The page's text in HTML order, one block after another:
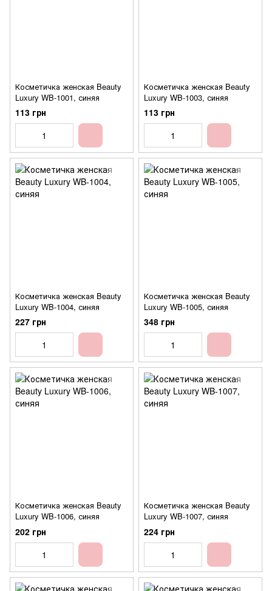
Косметичка женская Beauty
Luxury WB-1001, синяя
113 грн
Косметичка женская Beauty
Luxury WB-1003, синяя
113 грн
Косметичка женская Beauty
Luxury WB-1004, синяя
227 грн
Косметичка женская Beauty
Luxury WB-1005, синяя
348 грн
Косметичка женская Beauty
Luxury WB-1006, синяя
202 грн
Косметичка женская Beauty
Luxury WB-1007, синяя
224 грн